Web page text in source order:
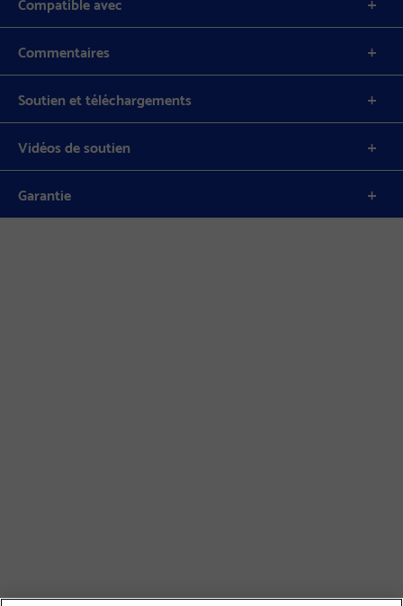
Commentaires
Soutien et téléchargements
Vidéos de soutien
Garantie